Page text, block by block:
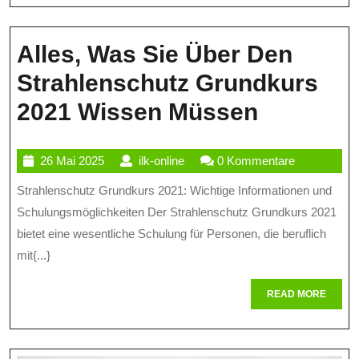
Alles, Was Sie Über Den
Strahlenschutz Grundkurs
2021 Wissen Müssen
Sie
Über
Den
2021
Wissen
26 Mai 202526
Mai
2025
ilk-onlineilk-
online
0 Kommentare
Strahlenschutz Grundkurs 2021: Wichtige Informationen und
Schulungsmöglichkeiten Der Strahlenschutz Grundkurs 2021
bietet eine wesentliche Schulung für Personen, die beruflich
mit{...}
READ MOREREAD
MORE